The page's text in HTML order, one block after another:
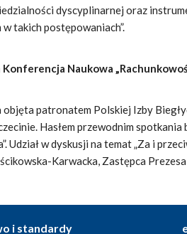
dyscyplinarnej oraz
takich postępowaniach”.
Naukowa
objęta patronatem Polskiej Izby
Hasłem przewodnim
Udział w dyskusji na temat „Za i
Karwacka, Zastępca
i standardy